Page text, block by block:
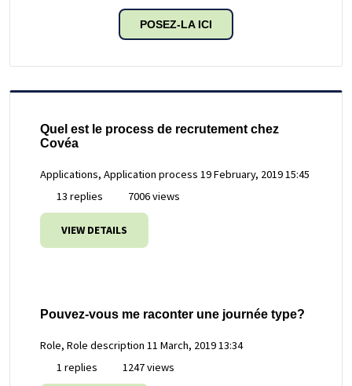
POSEZ-LA ICI
Quel est le process de recrutement chez
Covéa
Applications, Application process 19 February, 2019 15:45
13 replies
7006 views
VIEW DETAILS
Pouvez-vous me raconter une journée type?
Role, Role description 11 March, 2019 13:34
1 replies
1247 views